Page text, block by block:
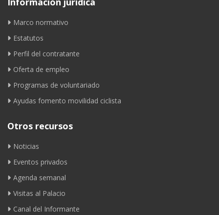
Marco normativo
Estatutos
Perfil del contratante
Oferta de empleo
Programas de voluntariado
Ayudas fomento movilidad ciclista
Otros recursos
Noticias
Eventos privados
Agenda semanal
Visitas al Palacio
Canal del Informante